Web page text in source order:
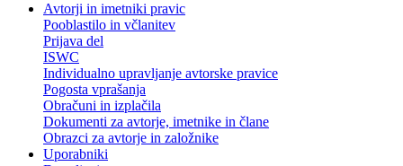
Avtorji in imetniki pravic
Pooblastilo in včlanitev
Prijava del
ISWC
Individualno upravljanje avtorske pravice
Pogosta vprašanja
Obračuni in izplačila
Dokumenti za avtorje, imetnike in člane
Obrazci za avtorje in založnike
Uporabniki